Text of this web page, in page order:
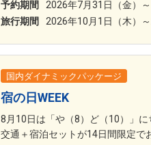
予約期間
2026年7月31日（金）
旅行期間
2026年10月1日（木）
国内ダイナミックパッケージ
宿の日WEEK
8月10日は「や（8）ど（10）」に
交通＋宿泊セットが14日間限定で